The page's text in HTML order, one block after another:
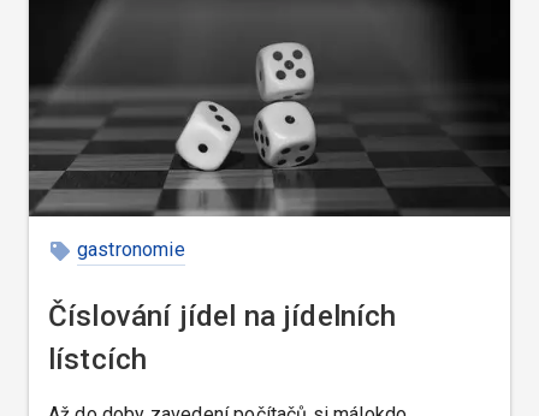
gastronomie
Číslování jídel na jídelních
lístcích